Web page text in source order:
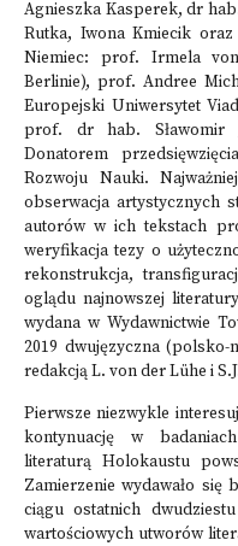
Agnieszka Kasperek, dr
Rutka, Iwona Kmiecik
Niemiec: prof. Irmela
Berlinie), prof. Andree
Europejski Uniwersytet
prof. dr hab. Sławomir
Donatorem
Rozwoju Nauki.
obserwacja artystycznych
autorów w ich tekstach
weryfikacja tezy o
rekonstrukcja,
oglądu najnowszej
wydana w Wydawnictwie
2019 dwujęzyczna
redakcją L. von der Lühe i
Pierwsze niezwykle
kontynuację w
literaturą Holokaustu
Zamierzenie wydawało
ciągu ostatnich
wartościowych utworów